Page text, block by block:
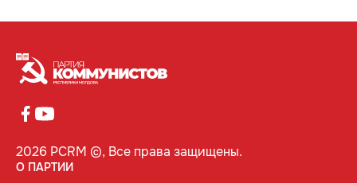
2026 PCRM ©, Все права защищены.
О ПАРТИИ